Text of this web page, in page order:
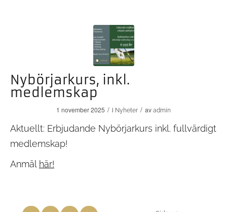
Nybörjarkurs, inkl.
medlemskap
1 november 2025 / i Nyheter / av admin
Aktuellt: Erbjudande Nybörjarkurs inkl. fullvärdigt
medlemskap!
Anmäl här!